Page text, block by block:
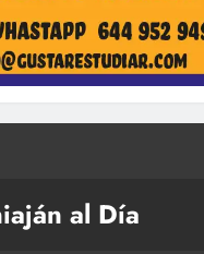
al Día